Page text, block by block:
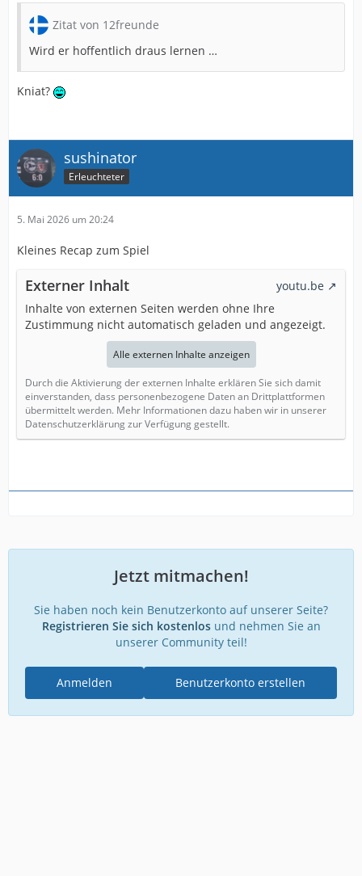
Zitat von 12freunde
Wird er hoffentlich draus lernen …
Kniat?
sushinator
Erleuchteter
5. Mai 2026 um 20:24
Kleines Recap zum Spiel
Externer Inhalt
youtu.be
Inhalte von externen Seiten werden ohne Ihre
Zustimmung nicht automatisch geladen und angezeigt.
Alle externen Inhalte anzeigen
Durch die Aktivierung der externen Inhalte erklären Sie sich damit
einverstanden, dass personenbezogene Daten an Drittplattformen
übermittelt werden. Mehr Informationen dazu haben wir in unserer
Datenschutzerklärung zur Verfügung gestellt.
Jetzt mitmachen!
Sie haben noch kein Benutzerkonto auf unserer Seite?
Registrieren Sie sich kostenlosund nehmen Sie an
unserer Community teil!
Benutzerkonto erstellen
Anmelden